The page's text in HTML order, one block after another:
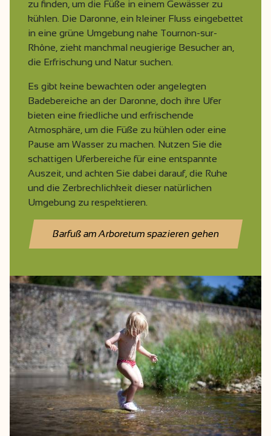
zu finden, um die Füße in einem Gewässer zu
kühlen. Die Daronne, ein kleiner Fluss eingebettet
in eine grüne Umgebung nahe Tournon-sur-
Rhône, zieht manchmal neugierige Besucher an,
die Erfrischung und Natur suchen.
Es gibt keine bewachten oder angelegten
Badebereiche an der Daronne, doch ihre Ufer
bieten eine friedliche und erfrischende
Atmosphäre, um die Füße zu kühlen oder eine
Pause am Wasser zu machen. Nutzen Sie die
schattigen Uferbereiche für eine entspannte
Auszeit, und achten Sie dabei darauf, die Ruhe
und die Zerbrechlichkeit dieser natürlichen
Umgebung zu respektieren.
Barfuß am Arboretum spazieren gehen